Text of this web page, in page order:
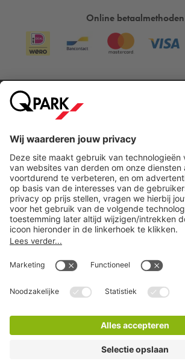
Online betaalmethoden
Steden
Download
Cookie instellingen
Algemene voorwaarden
Privacy statement
Juridische informatie